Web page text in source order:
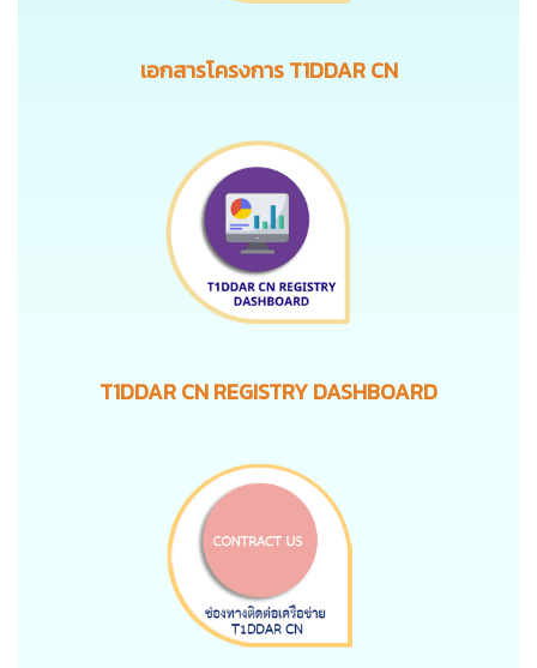
เอกสารโครงการ T1DDAR CN
T1DDAR CN REGISTRY DASHBOARD